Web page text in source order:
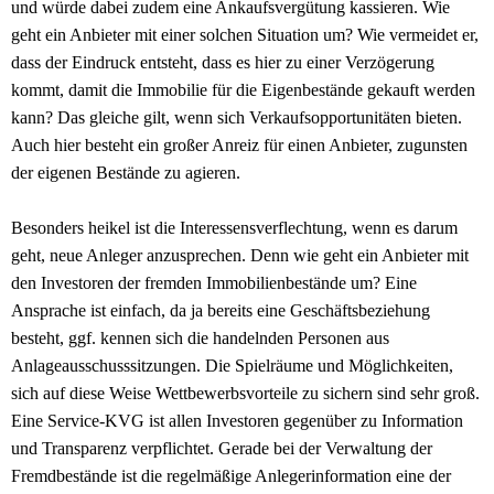
und würde dabei zudem eine Ankaufsvergütung kassieren. Wie
geht ein Anbieter mit einer solchen Situation um? Wie vermeidet er,
dass der Eindruck entsteht, dass es hier zu einer Verzögerung
kommt, damit die Immobilie für die Eigenbestände gekauft werden
kann? Das gleiche gilt, wenn sich Verkaufsopportunitäten bieten.
Auch hier besteht ein großer Anreiz für einen Anbieter, zugunsten
der eigenen Bestände zu agieren.
Besonders heikel ist die Interessensverflechtung, wenn es darum
geht, neue Anleger anzusprechen. Denn wie geht ein Anbieter mit
den Investoren der fremden Immobilienbestände um? Eine
Ansprache ist einfach, da ja bereits eine Geschäftsbeziehung
besteht, ggf. kennen sich die handelnden Personen aus
Anlageausschusssitzungen. Die Spielräume und Möglichkeiten,
sich auf diese Weise Wettbewerbsvorteile zu sichern sind sehr groß.
Eine Service-KVG ist allen Investoren gegenüber zu Information
und Transparenz verpflichtet. Gerade bei der Verwaltung der
Fremdbestände ist die regelmäßige Anlegerinformation eine der